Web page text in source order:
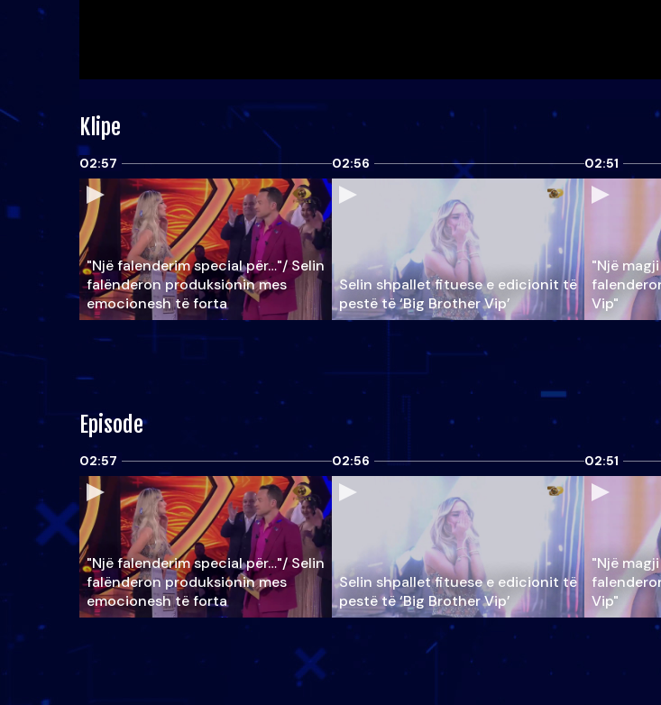
Klipe
02:57
"Një falenderim special për…"/ Selin
falënderon produksionin mes
emocionesh të forta
02:56
Selin shpallet fituese e edicionit të
pestë të ‘Big Brother Vip’
02:51
"Një
Vip"
Episode
02:57
"Një falenderim special për…"/ Selin
falënderon produksionin mes
emocionesh të forta
02:56
Selin shpallet fituese e edicionit të
pestë të ‘Big Brother Vip’
02:51
"Një
Vip"